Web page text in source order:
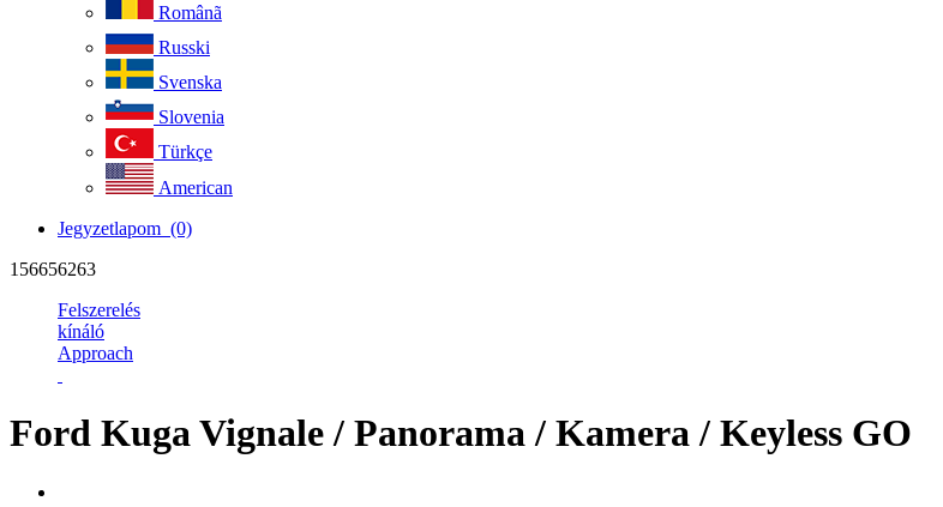
Românã
Russki
Svenska
Slovenia
Türkçe
American
Jegyzetlapom (0)
156656263
Felszerelés
kínáló
Approach
Ford Kuga Vignale / Panorama / Kamera / Keyless GO